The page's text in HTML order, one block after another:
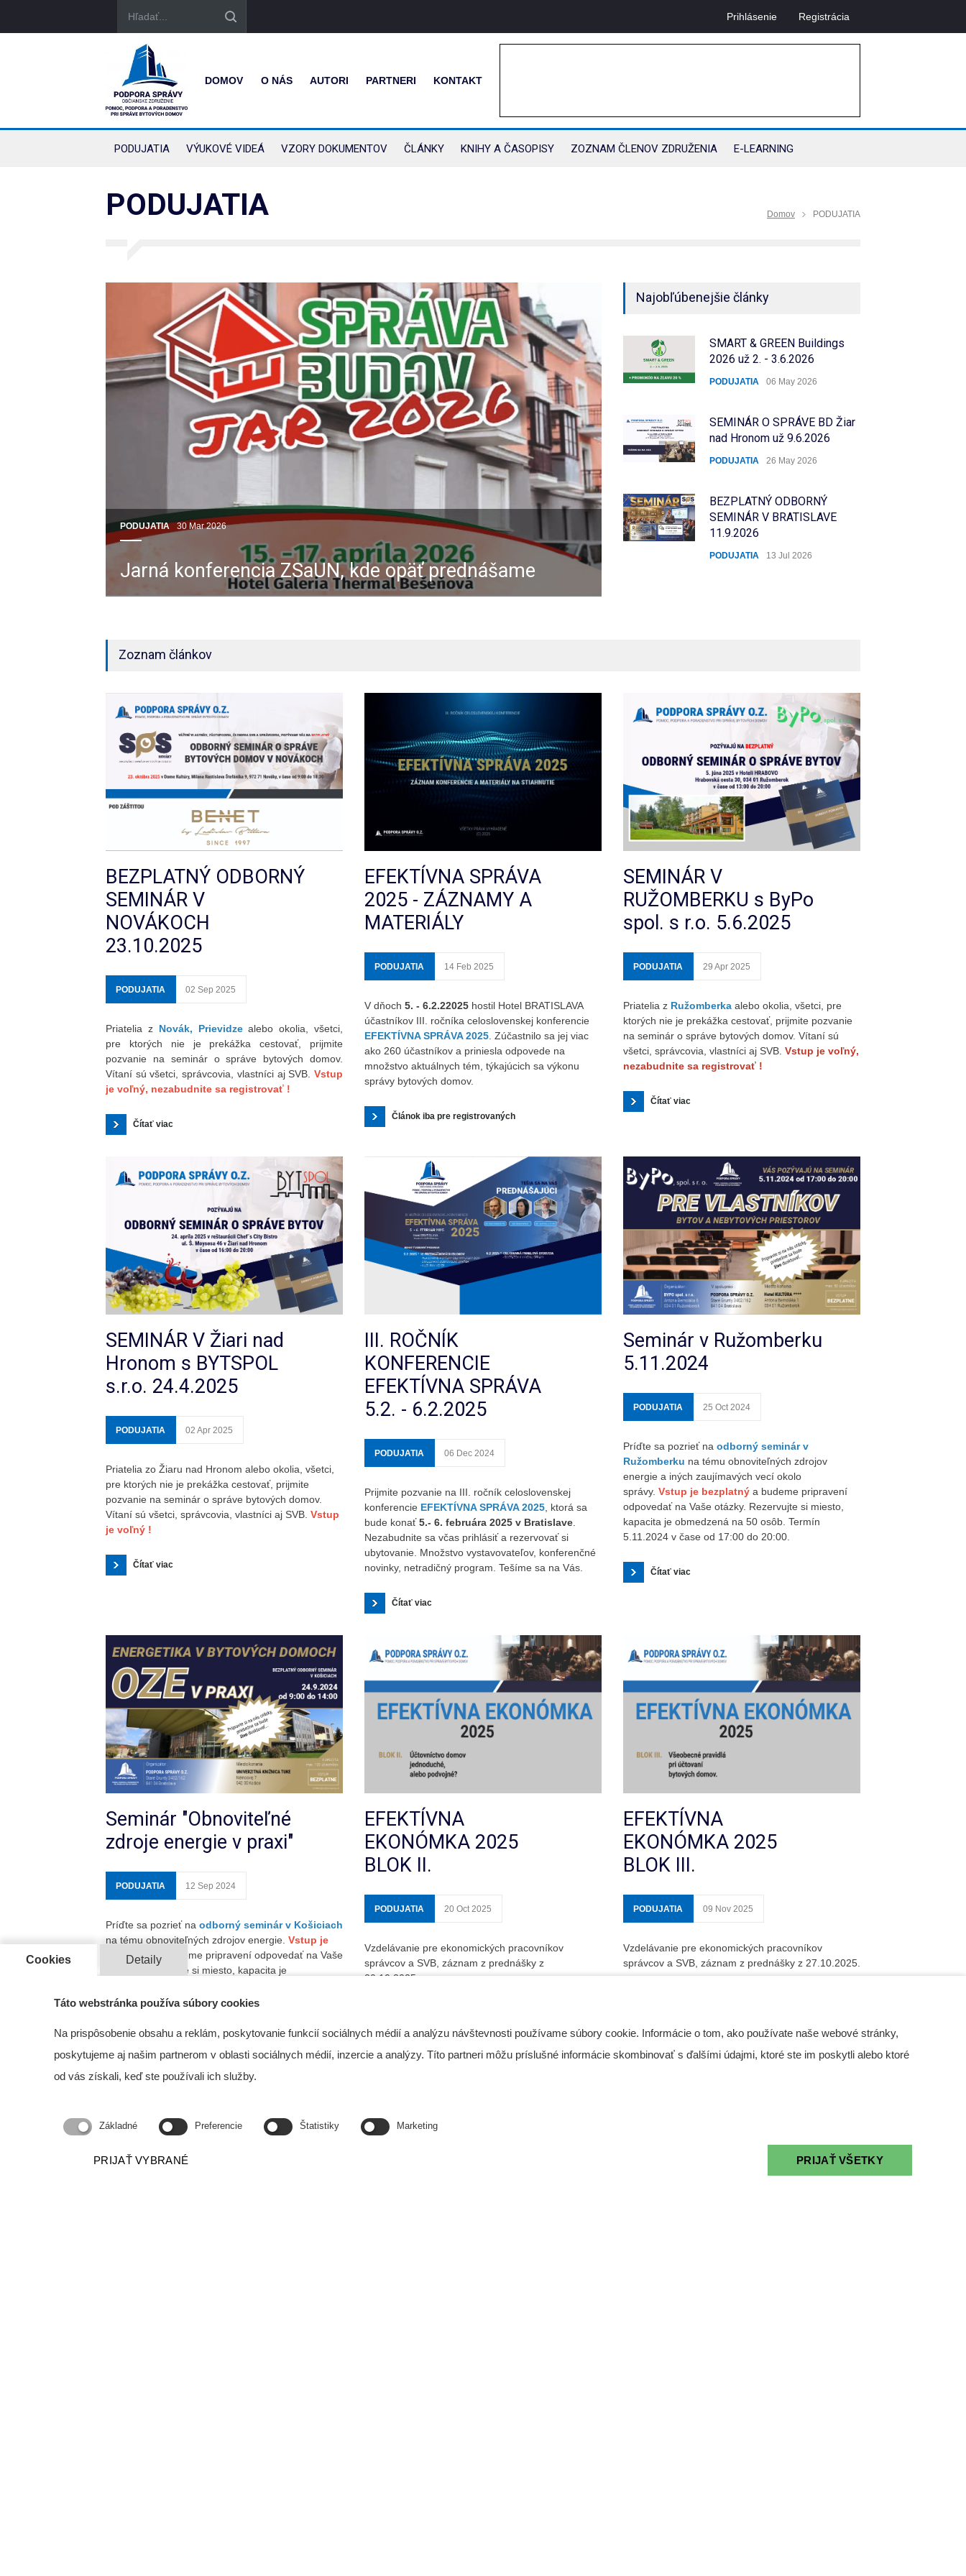
Prihlásenie Registrácia
DOMOV O NÁS AUTORI PARTNERI KONTAKT
PODUJATIA VÝUKOVÉ VIDEÁ VZORY DOKUMENTOV ČLÁNKY KNIHY A ČASOPISY ZOZNAM ČLENOV ZDRUŽENIA E-LEARNING
PODUJATIA Domov PODUJATIA
PODUJATIA 30 Mar 2026
Jarná konferencia ZSaUN, kde opäť prednášame
Najobľúbenejšie články
SMART & GREEN Buildings
2026 už 2. - 3.6.2026
PODUJATIA 06 May 2026
SEMINÁR O SPRÁVE BD Žiar
nad Hronom už 9.6.2026
PODUJATIA 26 May 2026
BEZPLATNÝ ODBORNÝ
SEMINÁR V BRATISLAVE
11.9.2026
PODUJATIA 13 Jul 2026
Jarná konferencia ZSaUN, kde
opäť prednášame
30 Mar 2026
Zoznam článkov
BEZPLATNÝ ODBORNÝ
SEMINÁR V
NOVÁKOCH
23.10.2025
PODUJATIA 02 Sep 2025
Priatelia z Novák, Prievidze alebo okolia, všetci,
pre ktorých nie je prekážka cestovať, prijmite
pozvanie na seminár o správe bytových domov.
Vítaní sú všetci, správcovia, vlastníci aj SVB. Vstup
je voľný, nezabudnite sa registrovať !
Čítať viac
EFEKTÍVNA SPRÁVA
2025 - ZÁZNAMY A
MATERIÁLY
PODUJATIA 14 Feb 2025
V dňoch 5. - 6.2.22025 hostil Hotel BRATISLAVA
účastníkov III. ročníka celoslovenskej konferencie
EFEKTÍVNA SPRÁVA 2025 . Zúčastnilo sa jej viac
ako 260 účastníkov a priniesla odpovede na
množstvo aktuálnych tém, týkajúcich sa výkonu
správy bytových domov.
Článok iba pre registrovaných
SEMINÁR V
RUŽOMBERKU s ByPo
spol. s r.o. 5.6.2025
PODUJATIA 29 Apr 2025
Priatelia z Ružomberka alebo okolia, všetci, pre
ktorých nie je prekážka cestovať, prijmite pozvanie
na seminár o správe bytových domov. Vítaní sú
všetci, správcovia, vlastníci aj SVB. Vstup je voľný,
nezabudnite sa registrovať !
Čítať viac
SEMINÁR V Žiari nad
Hronom s BYTSPOL
s.r.o. 24.4.2025
PODUJATIA 02 Apr 2025
Priatelia zo Žiaru nad Hronom alebo okolia, všetci,
pre ktorých nie je prekážka cestovať, prijmite
pozvanie na seminár o správe bytových domov.
Vítaní sú všetci, správcovia, vlastníci aj SVB. Vstup
je voľný !
Čítať viac
III. ROČNÍK
KONFERENCIE
EFEKTÍVNA SPRÁVA
5.2. - 6.2.2025
PODUJATIA 06 Dec 2024
Prijmite pozvanie na III. ročník celoslovenskej
konferencie EFEKTÍVNA SPRÁVA 2025 , ktorá sa
bude konať5.- 6. februára 2025 v Bratislave
Nezabudnite sa včas prihlásiť a rezervovať si
ubytovanie. Množstvo vystavovateľov, konferenčné
novinky, netradičný program. Tešíme sa na Vás.
Čítať viac
Seminár v Ružomberku
5.11.2024
PODUJATIA 25 Oct 2024
Príďte sa pozrieť na odborný seminár v
Ružomberku na tému obnoviteľných zdrojov
energie a iných zaujímavých vecí okolo
správy. Vstup je bezplatný a budeme pripravení
odpovedať na Vaše otázky. Rezervujte si miesto,
kapacita je obmedzená na 50 osôb. Termín
5.11.2024 v čase od 17:00 do 20:00.
Čítať viac
Seminár "Obnoviteľné
zdroje energie v praxi"
PODUJATIA 12 Sep 2024
Príďte sa pozrieť na odborný seminár v Košiciach
na tému obnoviteľných zdrojov energie. Vstup je
bezplatnýa budeme pripravení odpovedať na Vaše
otázky. Rezervujte si miesto, kapacita je
od 9:00 do 14:00.
Čítať viac
EFEKTÍVNA
EKONÓMKA 2025
BLOK II.
PODUJATIA 20 Oct 2025
Vzdelávanie pre ekonomických pracovníkov
správcov a SVB, záznam z prednášky z
20.10.2025...
EFEKTÍVNA
EKONÓMKA 2025
BLOK III.
PODUJATIA 09 Nov 2025
Vzdelávanie pre ekonomických pracovníkov
správcov a SVB, záznam z prednášky z 27.10.2025.
Cookies Detaily
Táto webstránka používa súbory cookies
Na prispôsobenie obsahu a reklám, poskytovanie funkcií sociálnych médií a analýzu návštevnosti používame súbory cookie. Informácie o tom, ako používate naše webové stránky,
poskytujeme aj našim partnerom v oblasti sociálnych médií, inzercie a analýzy. Títo partneri môžu príslušné informácie skombinovať s ďalšími údajmi, ktoré ste im poskytli alebo ktoré
od vás získali, keď ste používali ich služby.
Základné Preferencie Štatistiky Marketing
PRIJAŤ VYBRANÉ PRIJAŤ VŠETKY